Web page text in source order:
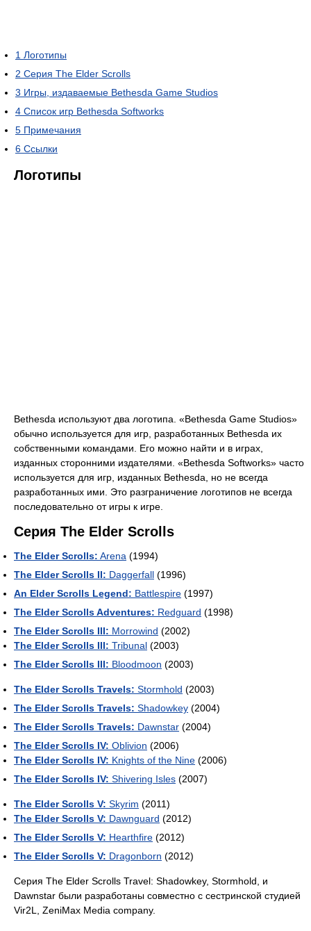
1 Логотипы
2 Серия The Elder Scrolls
3 Игры, издаваемые Bethesda Game Studios
4 Список игр Bethesda Softworks
5 Примечания
6 Ссылки
Логотипы
Bethesda используют два логотипа. «Bethesda Game Studios»
обычно используется для игр, разработанных Bethesda их
собственными командами. Его можно найти и в играх,
изданных сторонними издателями. «Bethesda Softworks» часто
используется для игр, изданных Bethesda, но не всегда
разработанных ими. Это разграничение логотипов не всегда
последовательно от игры к игре.
Серия The Elder Scrolls
The Elder Scrolls: Arena (1994)
The Elder Scrolls II: Daggerfall (1996)
An Elder Scrolls Legend: Battlespire (1997)
The Elder Scrolls Adventures: Redguard (1998)
The Elder Scrolls III: Morrowind (2002)
The Elder Scrolls III: Tribunal (2003)
The Elder Scrolls III: Bloodmoon (2003)
The Elder Scrolls Travels: Stormhold (2003)
The Elder Scrolls Travels: Shadowkey (2004)
The Elder Scrolls Travels: Dawnstar (2004)
The Elder Scrolls IV: Oblivion (2006)
The Elder Scrolls IV: Knights of the Nine (2006)
The Elder Scrolls IV: Shivering Isles (2007)
The Elder Scrolls V: Skyrim (2011)
The Elder Scrolls V: Dawnguard (2012)
The Elder Scrolls V: Hearthfire (2012)
The Elder Scrolls V: Dragonborn (2012)
Серия The Elder Scrolls Travel: Shadowkey, Stormhold, и
Dawnstar были разработаны совместно с сестринской студией
Vir2L, ZeniMax Media company.